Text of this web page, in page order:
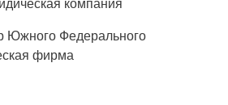
Южного Федерального
фирма